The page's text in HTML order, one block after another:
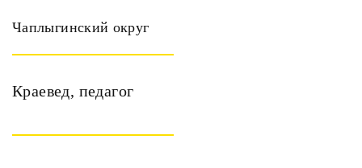
Краевед, педагог
Чаплыгинский округ